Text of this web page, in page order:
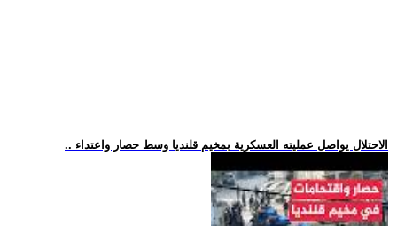
.. الاحتلال يواصل عمليته العسكرية بمخيم قلنديا وسط حصار واعتداء